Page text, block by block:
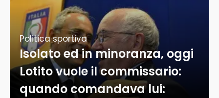
Politica sportiva
Isolato ed in minoranza, oggi
Lotito vuole il commissario:
quando comandava lui: